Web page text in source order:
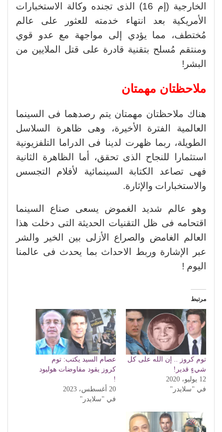
الخارجية (إم 16) الذى تجنده وكالة الاستخبارات
الأمريكية بعد انتهاء خدمته للعثور على عالم
مُختطف، مما يؤدي إلى مواجهة مع عدو قوي
ومنتقم مُسلح بتقنية قادرة على قتل الملايين من
البشر!
ملاحظتان مهمتان
هناك ملاحظتان مهمتان يتم رصدهما فى السينما
العالمية الفترة الأخيرة، وهى ظاهرة السلاسل
الطويلة، ربما ظهرت لدينا فى الدراما التلفزيونية
استثمارا للنجاح الذى تحقق، أما الظاهرة الثانية
فهى تصاعد الكتابة السينمائية لأفلام التجسس
والاستخبارات والإثارة.
وهو عالم شديد الغموض يسعى صناع السينما
اقتحامه فى ظل التقنيات الحديثة التى دخلت هذا
العالم الغامض والصراع الأزلى بين الخير والشر
عبر الإشارة وربط الاحداث بما يحدث فى عالمنا
اليوم !
مرتبط
توم كروز .. إن الله على كل
شيءٍ قدير!
12 يوليو، 2020
في "سلايدر"
عصام السيد يكتب: توم
كروز يقود مفاوضات هوليود
!
20 أغسطس، 2023
في "سلايدر"